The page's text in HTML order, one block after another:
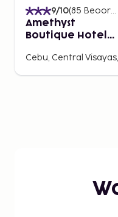
9/10(85 Beoordelingen
Amethyst
Boutique Hotel
by Cocotel
Cebu, Central